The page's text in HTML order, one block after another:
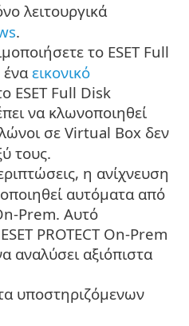
λειτουργικά
.
το ESET Full
εικονικό
ESET Full Disk
να κλωνοποιηθεί
σε Virtual Box δεν
τους.
η ανίχνευση
αυτόματα από
Prem. Αυτό
PROTECT On-Prem
αναλύσει αξιόπιστα
υποστηριζόμενων